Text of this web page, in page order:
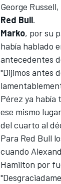
George Russell
Red Bull.
Marko, por su
había hablado
antecedentes
"Dijimos antes
Pérez ya había
ese mismo
del cuarto al
Para Red Bull
cuando
Hamilton por